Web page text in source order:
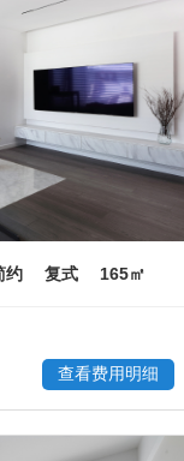
约 复式 165㎡
查看费用明细